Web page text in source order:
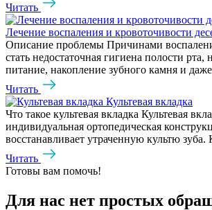
Читать
Лечение воспаления и кровоточивости
Описание проблемы Причинами
стать недостаточная гигиена полости рта,
питание, накопление зубного камня и
Читать
Культевая вкладка
Что такое культевая вкладка Культевая
индивидуальная ортопедическая
восстанавливает утраченную культю зуба.
Читать
Готовы вам помочь!
Для нас нет простых